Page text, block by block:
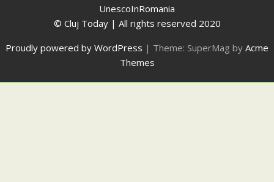
UnescoInRomania
© Cluj Today | All rights reserved 2020
Proudly powered by WordPress | Theme: SuperMag by Acme
Themes